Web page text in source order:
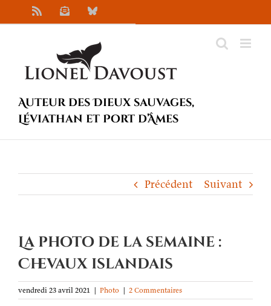
au
NewsletterBluesky
Auteur des Dieux sauvages,
Léviathan et Port d’Âmes
Précédent Suivant
La photo de la semaine :
Chevaux islandais
vendredi 23 avril 2021 | Photo | 2 Commentaires